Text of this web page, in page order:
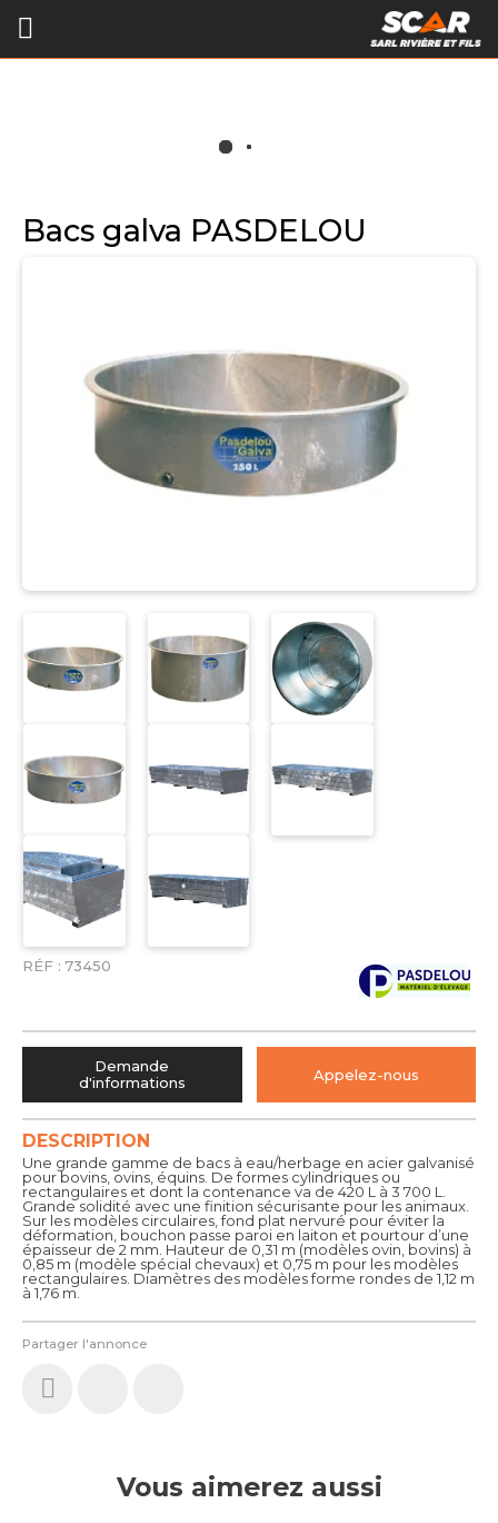
Bacs galva PASDELOU
RÉF : 73450
Partager l'annonce
DESCRIPTION
Une grande gamme de bacs à eau/herbage en acier galvanisé
pour bovins, ovins, équins. De formes cylindriques ou
rectangulaires et dont la contenance va de 420 L à 3 700 L.
Grande solidité avec une finition sécurisante pour les animaux.
Sur les modèles circulaires, fond plat nervuré pour éviter la
déformation, bouchon passe paroi en laiton et pourtour d’une
épaisseur de 2 mm. Hauteur de 0,31 m (modèles ovin, bovins) à
0,85 m (modèle spécial chevaux) et 0,75 m pour les modèles
rectangulaires. Diamètres des modèles forme rondes de 1,12 m
à 1,76 m.
Demande
d'informations
Appelez-nous
Vous aimerez aussi